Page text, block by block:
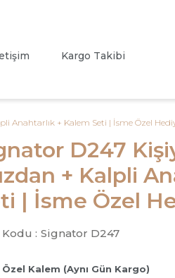
Kargo Takibi
Anahtarlık + Kalem Seti | İsme Özel
D247
+ Kalpli
| İsme Özel
: Signator D247
Kalem (Aynı Gün Kargo)